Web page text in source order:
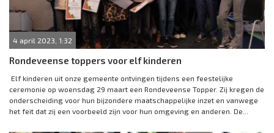
4 april 2023, 1:32
Rondeveense toppers voor elf kinderen
Elf kinderen uit onze gemeente ontvingen tijdens een feestelijke
ceremonie op woensdag 29 maart een Rondeveense Topper. Zij kregen de
onderscheiding voor hun bijzondere maatschappelijke inzet en vanwege
het feit dat zij een voorbeeld zijn voor hun omgeving en anderen. De...